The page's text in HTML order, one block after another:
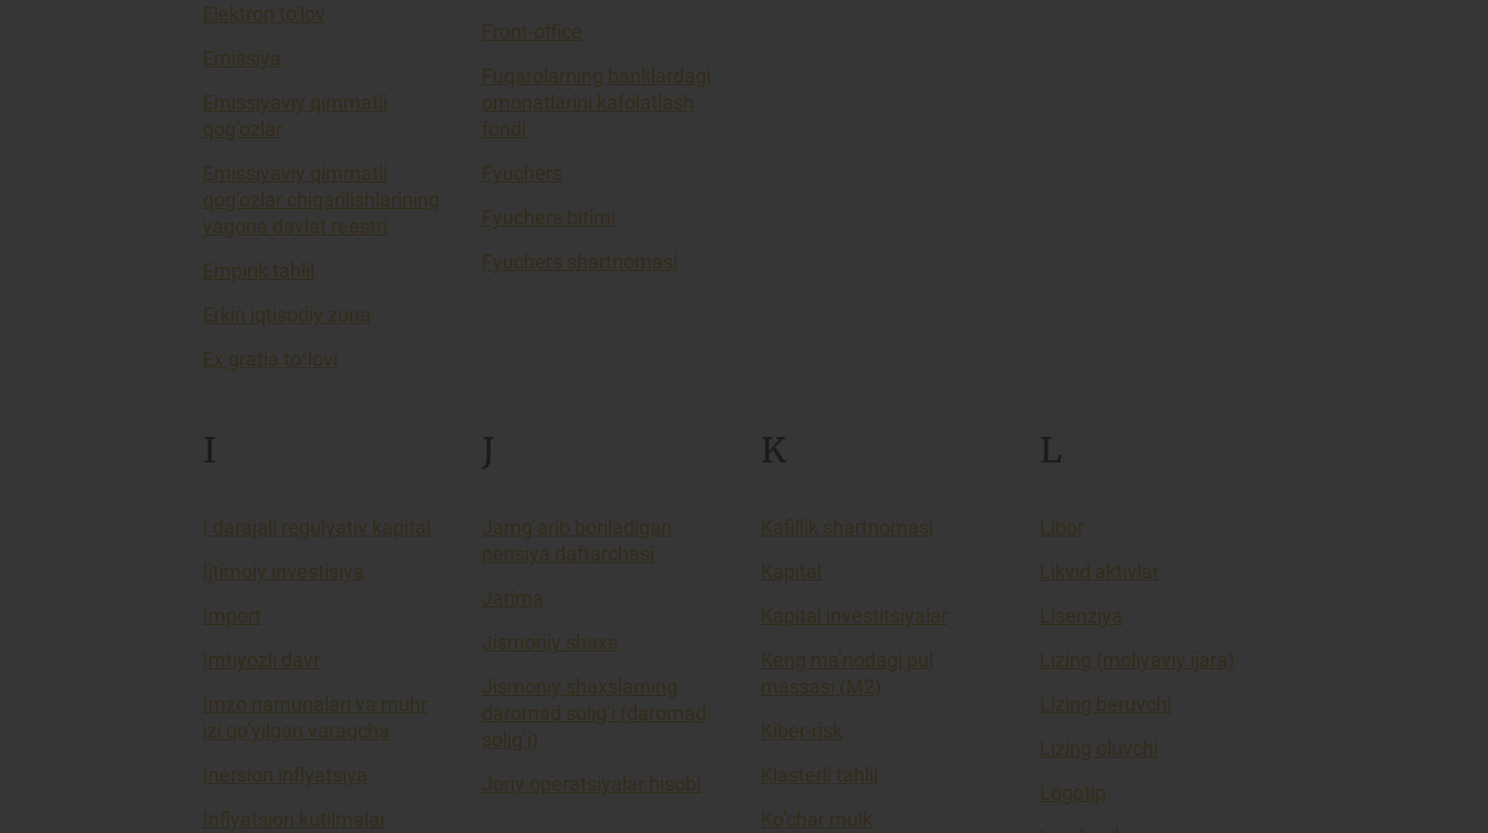
Elektron to’lov
Emissiya
Emissiyaviy qimmatli
qog’ozlar
Emissiyaviy qimmatli
qog’ozlar chiqarilishlarining
yagona davlat reestri
Empirik tahlil
Erkin iqtisodiy zona
Ex gratia toʻlovi
Front-office
Fuqarolarning banklardagi
omonatlarini kafolatlash
fondi
Fyuchers
Fyuchers bitimi
Fyuchers shartnomasi
I
I darajali regulyativ kapital
Ijtimoiy investisiya
Import
Imtiyozli davr
Imzo namunalari va muhr
izi qo’yilgan varaqcha
Inersion inflyatsiya
Inflyatsion kutilmalar
J
Jamg’arib boriladigan
pensiya daftarchasi
Jarima
Jismoniy shaxs
Jismoniy shaxslarning
daromad solig’i (daromad
solig’i)
Joriy operatsiyalar hisobi
K
Kafillik shartnomasi
Kapital
Kapital investitsiyalar
Keng ma’nodagi pul
massasi (M2)
Kiber-risk
Klasterli tahlil
Ko’char mulk
L
Libor
Likvid aktivlar
Lisenziya
Lizing (moliyaviy ijara)
Lizing beruvchi
Lizing oluvchi
Logotip